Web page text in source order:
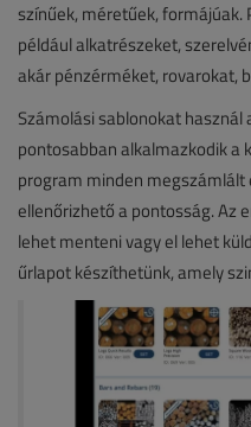
színűek, méretűek,
például alkatrészeket,
akár pénzérméket, rovarokat,
Számolási sablonokat
pontosabban alkalmazkodik a
program minden megszámlált
ellenőrizhető a pontosság. Az
lehet menteni vagy el lehet
űrlapot készíthetünk, amely